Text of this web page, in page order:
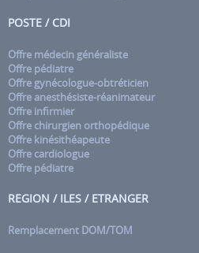
POSTE / CDI
Offre médecin généraliste
Offre pédiatre
Offre gynécologue-obtréticien
Offre anesthésiste-réanimateur
Offre infirmier
Offre chirurgien orthopédique
Offre kinésithéapeute
Offre cardiologue
Offre pédiatre
REGION / ILES / ETRANGER
Remplacement DOM/TOM